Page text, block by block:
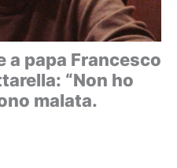
a papa Francesco
“Non ho
malata.